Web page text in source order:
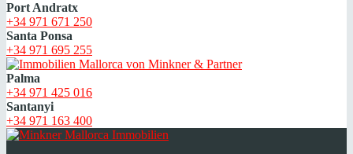
Port Andratx
+34 971 671 250
Santa Ponsa
+34 971 695 255
Palma
+34 971 425 016
Santanyi
+34 971 163 400